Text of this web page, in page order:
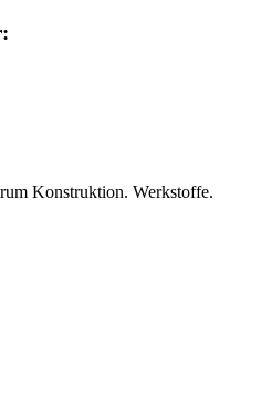
Konstruktion. Werkstoffe.